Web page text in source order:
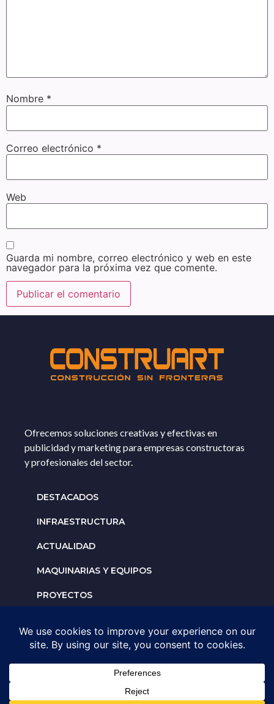
Nombre *
Correo electrónico *
Web
Guarda mi nombre, correo electrónico y web en este
navegador para la próxima vez que comente.
Ofrecemos soluciones creativas y efectivas en
publicidad y marketing para empresas constructoras
y profesionales del sector.
DESTACADOS
INFRAESTRUCTURA
ACTUALIDAD
MAQUINARIAS Y EQUIPOS
PROYECTOS
Solicita un espacio para
tu negocio
AGENDA UNA ASESORÍA